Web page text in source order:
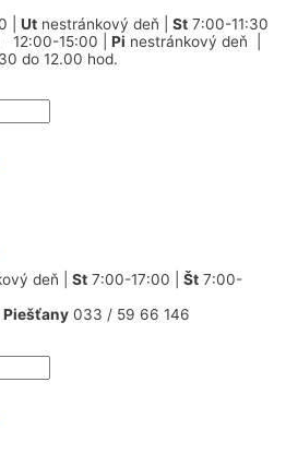
| Ut nestránkový deň | St 7:00-11:30
12:00-15:00 | Pi nestránkový deň |
do 12.00 hod.
deň | St 7:00-17:00 | Št 7:00-
Piešťany 033 / 59 66 146